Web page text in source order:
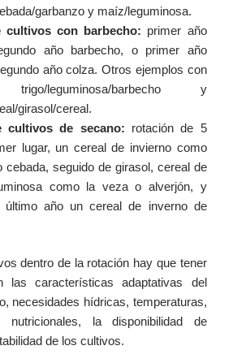
garbanzo y maíz/leguminosa.
cultivos con barbecho: primer año
año barbecho, o primer año
año colza. Otros ejemplos con
trigo/leguminosa/barbecho y
girasol/cereal.
cultivos de secano: rotación de 5
lugar, un cereal de invierno como
cebada, seguido de girasol, cereal de
como la veza o alverjón, y
último año un cereal de inverno de
dentro de la rotación hay que tener
las características adaptativas del
necesidades hídricas, temperaturas,
nutricionales, la disponibilidad de
de los cultivos.